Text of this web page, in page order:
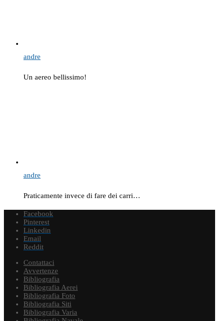
andre
Un aereo bellissimo!
andre
Praticamente invece di fare dei carri…
Facebook
Pinterest
Linkedin
Email
Reddit
Contattaci
Avvertenze
Bibliografia
Bibliografia Aerei
Bibliografia Foto
Bibliografia Siti
Bibliografia Varia